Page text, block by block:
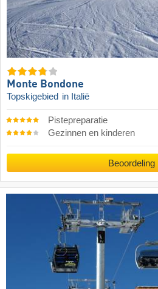
Monte Bondone
Topskigebied in Italië
Pistepreparatie
Gezinnen en kinderen
Beoordeling